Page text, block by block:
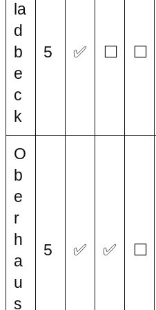
la
d
b
e
c
k
5 ✅ ⬜ ⬜
O
b
e
r
h
a
u
s
5 ✅ ✅ ⬜